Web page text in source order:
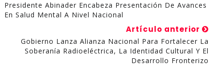
Presidente Abinader Encabeza Presentación De Avances
En Salud Mental A Nivel Nacional
Artículo anterior
Gobierno Lanza Alianza Nacional Para Fortalecer La
Soberanía Radioeléctrica, La Identidad Cultural Y El
Desarrollo Fronterizo